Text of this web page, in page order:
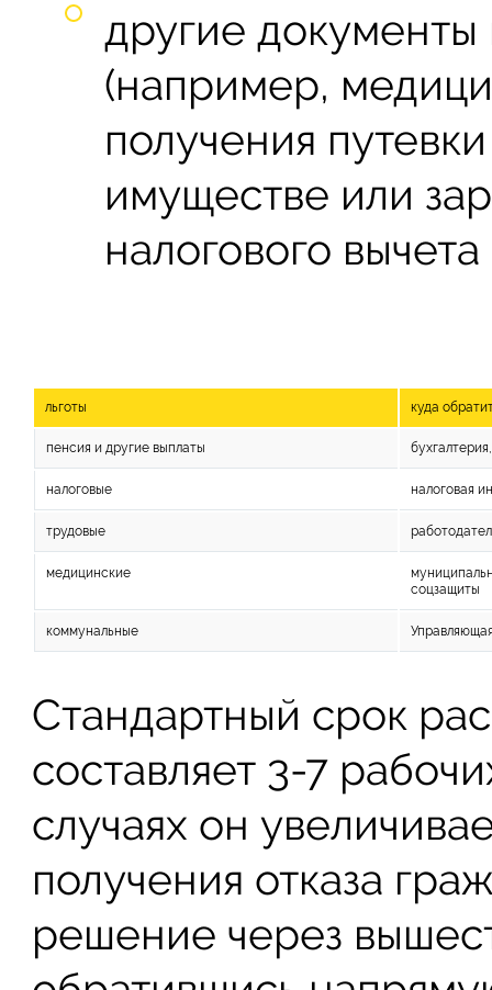
другие
(например,
получения
имуществе или
налогового вычета
льготы куда
пенсия и другие выплаты
налоговые налоговая
трудовые
медицинские
соцзащиты
коммунальные
Стандартный срок
составляет 3-7
случаях он
получения отказа
решение через